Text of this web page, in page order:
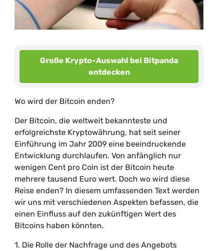
Große Krypto-Auswahl bei Bitpanda
entdecken
Wo wird der Bitcoin enden?
Der Bitcoin, die weltweit bekannteste und
erfolgreichste Kryptowährung, hat seit seiner
Einführung im Jahr 2009 eine beeindruckende
Entwicklung durchlaufen. Von anfänglich nur
wenigen Cent pro Coin ist der Bitcoin heute
mehrere tausend Euro wert. Doch wo wird diese
Reise enden? In diesem umfassenden Text werden
wir uns mit verschiedenen Aspekten befassen, die
einen Einfluss auf den zukünftigen Wert des
Bitcoins haben könnten.
1. Die Rolle der Nachfrage und des Angebots